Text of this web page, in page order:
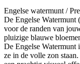
Engelse watermunt /
De Engelse Watermunt
voor de randen van
pluizige blauwe
De Engelse Watermunt
ze in de volle zon